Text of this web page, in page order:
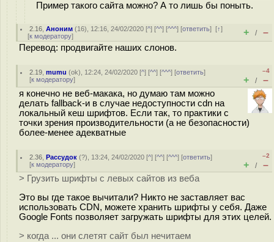
Пример такого сайта можно? А то лишь бы поныть.
2.16 ,Аноним (16), 12:16, 24/02/2020 [^] [^^] [^^^] [ответить][↑]
[к модератору] + / –
Перевод: продвигайте наших слонов.
2.19 ,mumu (ok), 12:24, 24/02/2020 [^] [^^] [^^^] [ответить]
[к модератору]
–4
+ / –
я конечно не веб-макака, но думаю там можно
делать fallback-и в случае недоступности cdn на
локальный кеш шрифтов. Если так, то практики с
точки зрения производительности (а не безопасности)
более-менее адекватные
2.36 ,Рассудок (?), 13:24, 24/02/2020 [^] [^^] [^^^] [ответить]
[к модератору]
–2
+ / –
> Грузить шрифты с левых сайтов из веба
Это вы где такое вычитали? Никто не заставляет вас
использовать CDN, можете хранить шрифты у себя. Даже
Google Fonts позволяет загружать шрифты для этих целей.
> когда ... они слетят сайт был нечитаем